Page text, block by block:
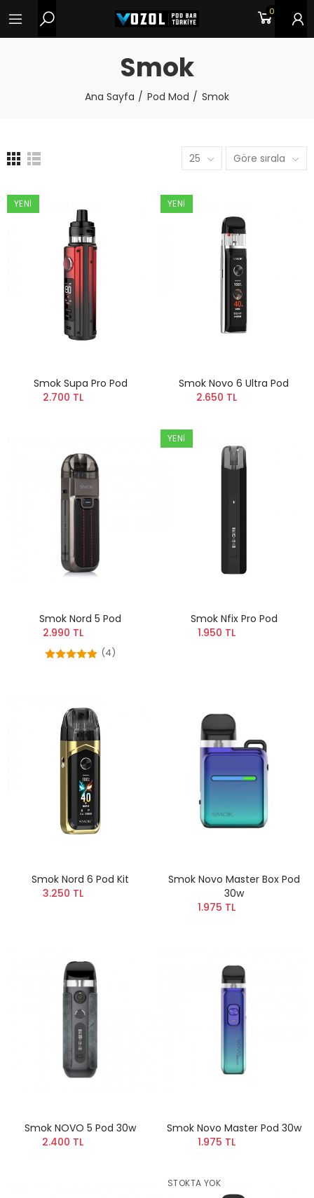
0
Smok
Ana Sayfa Pod Mod Smok
25 Göre sırala
YENI
Smok Supa Pro Pod
2.700 TL
YENI
Smok Novo 6 Ultra Pod
2.650 TL
Smok Nord 5 Pod
2.990 TL
(4)
YENI
Smok Nfix Pro Pod
1.950 TL
Smok Nord 6 Pod Kit
3.250 TL
Smok Novo Master Box Pod
30w
1.975 TL
Smok NOVO 5 Pod 30w
2.400 TL
Smok Novo Master Pod 30w
1.975 TL
STOKTA YOK